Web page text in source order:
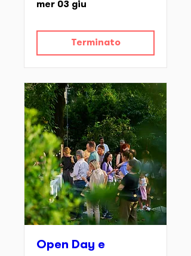
mer 03 giu
Terminato
Open Day e